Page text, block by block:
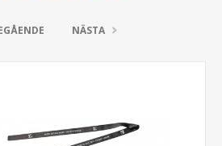
NÄSTA